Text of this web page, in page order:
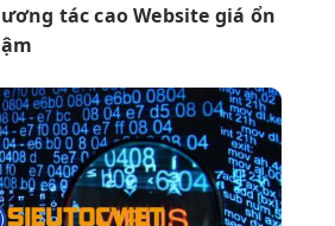
tác caoWebsite giá ổn